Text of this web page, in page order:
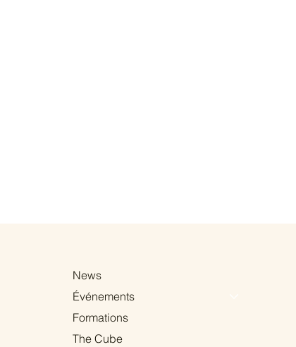
News
Événements
Formations
The Cube